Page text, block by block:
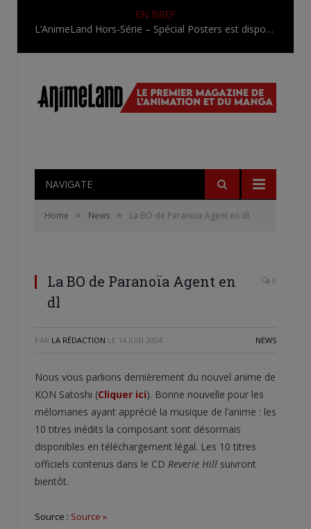
EN BREF
L’AnimeLand Hors-Série – Spécial Posters est disponible !
NAVIGATE
Home » News » La BO de Paranoïa Agent en dl
La BO de Paranoïa Agent en
dl
0
PAR LA RÉDACTION LE 14 JUIN 2004 NEWS
Nous vous parlions dernièrement du nouvel anime de
KON Satoshi (Cliquer ici). Bonne nouvelle pour les
mélomanes ayant apprécié la musique de l’anime : les
10 titres inédits la composant sont désormais
disponibles en téléchargement légal. Les 10 titres
officiels contenus dans le CD Reverie Hill suivront
bientôt.
Source : Source »